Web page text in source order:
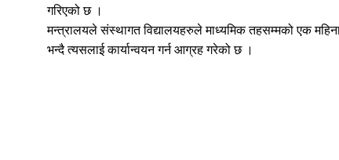
गरिएको छ ।
मन्त्रालयले संस्थागत विद्यालयहरुले माध्यमिक तहसम्मको एक
भन्दै त्यसलाई कार्यान्वयन गर्न आग्रह गरेको छ ।